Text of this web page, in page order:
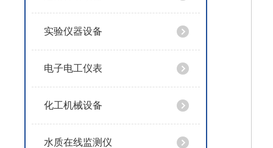
实验仪器设备
电子电工仪表
化工机械设备
水质在线监测仪